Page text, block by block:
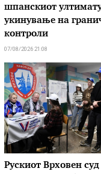
шпанскиот
укинување на
контроли
07/08/2026 21:08
Рускиот Врховен суд